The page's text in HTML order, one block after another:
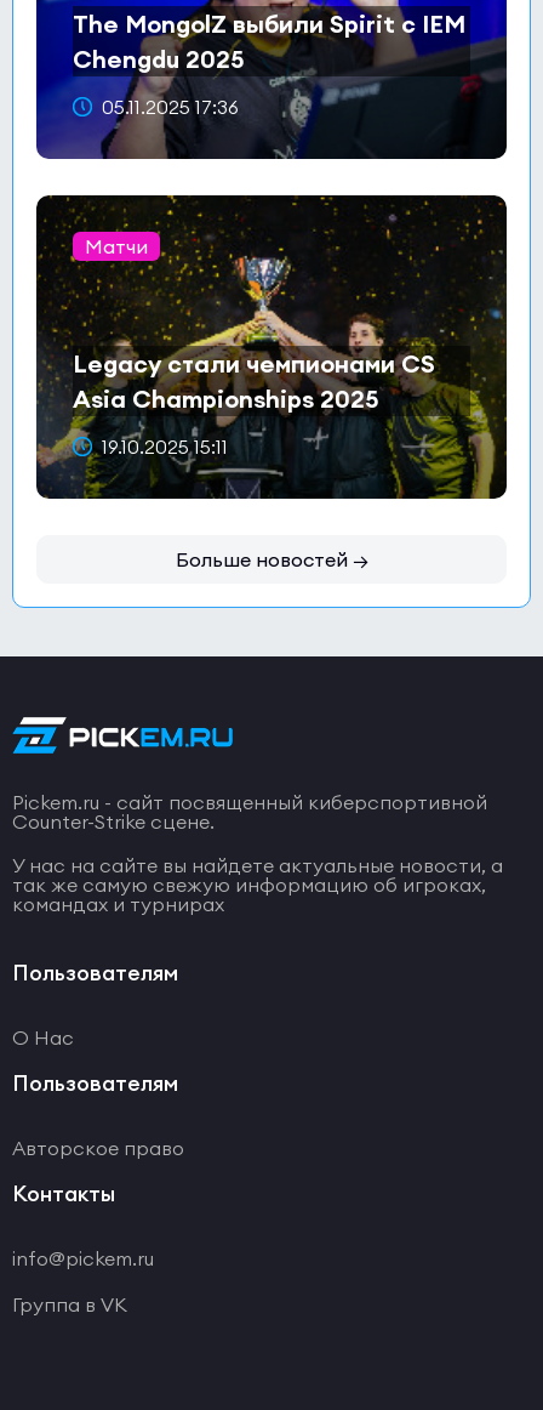
The MongolZ выбили Spirit с IEM
Chengdu 2025
05.11.2025 17:36
Матчи
Legacy стали чемпионами CS
Asia Championships 2025
19.10.2025 15:11
Больше новостей →
Pickem.ru - сайт посвященный киберспортивной
Counter-Strike сцене.
У нас на сайте вы найдете актуальные новости, а
так же самую свежую информацию об игроках,
командах и турнирах
Пользователям
О Нас
Пользователям
Авторское право
Контакты
info@pickem.ru
Группа в VK